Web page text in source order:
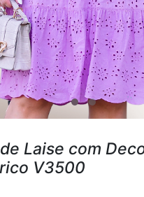
Laise com
V3500